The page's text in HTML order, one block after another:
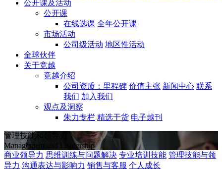
公开课及活动
公开课
在线选课 全年公开课
市场活动
公司级活动 地区性活动
全球伙伴
关于竞越
竞越介绍
公司资质：里程碑 价值主张 新闻中心 联系
我们 加入我们
观点及洞察
朱力专栏 精选干货 电子越刊
管理技能和领导力
Management and Leadership
商业领导力 思维训练与问题解决 专业培训技能 管理技能与领
导力 沟通表达与影响力 销售与客服 个人成长